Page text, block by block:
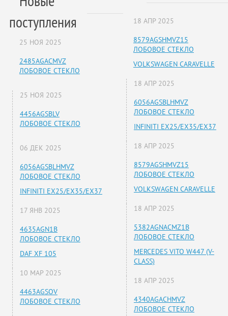
поступления
25 НОЯ 2025
2485AGACMVZ
ЛОБОВОЕ СТЕКЛО
25 НОЯ 2025
4456AGSBLV
ЛОБОВОЕ СТЕКЛО
06 ДЕК 2025
6056AGSBLHMVZ
ЛОБОВОЕ СТЕКЛО
INFINITI EX25/EX35/EX37
17 ЯНВ 2025
4635AGN1B
ЛОБОВОЕ СТЕКЛО
DAF XF 105
10 МАР 2025
4463AGSOV
ЛОБОВОЕ СТЕКЛО
18 АПР 2025
8579AGSHMVZ15
ЛОБОВОЕ СТЕКЛО
VOLKSWAGEN CARAVELLE
18 АПР 2025
6056AGSBLHMVZ
ЛОБОВОЕ СТЕКЛО
INFINITI EX25/EX35/EX37
18 АПР 2025
8579AGSHMVZ15
ЛОБОВОЕ СТЕКЛО
VOLKSWAGEN CARAVELLE
18 АПР 2025
5382AGNACMZ1B
ЛОБОВОЕ СТЕКЛО
MERCEDES VITO W447 (V-
CLASS)
18 АПР 2025
4340AGACHMVZ
ЛОБОВОЕ СТЕКЛО